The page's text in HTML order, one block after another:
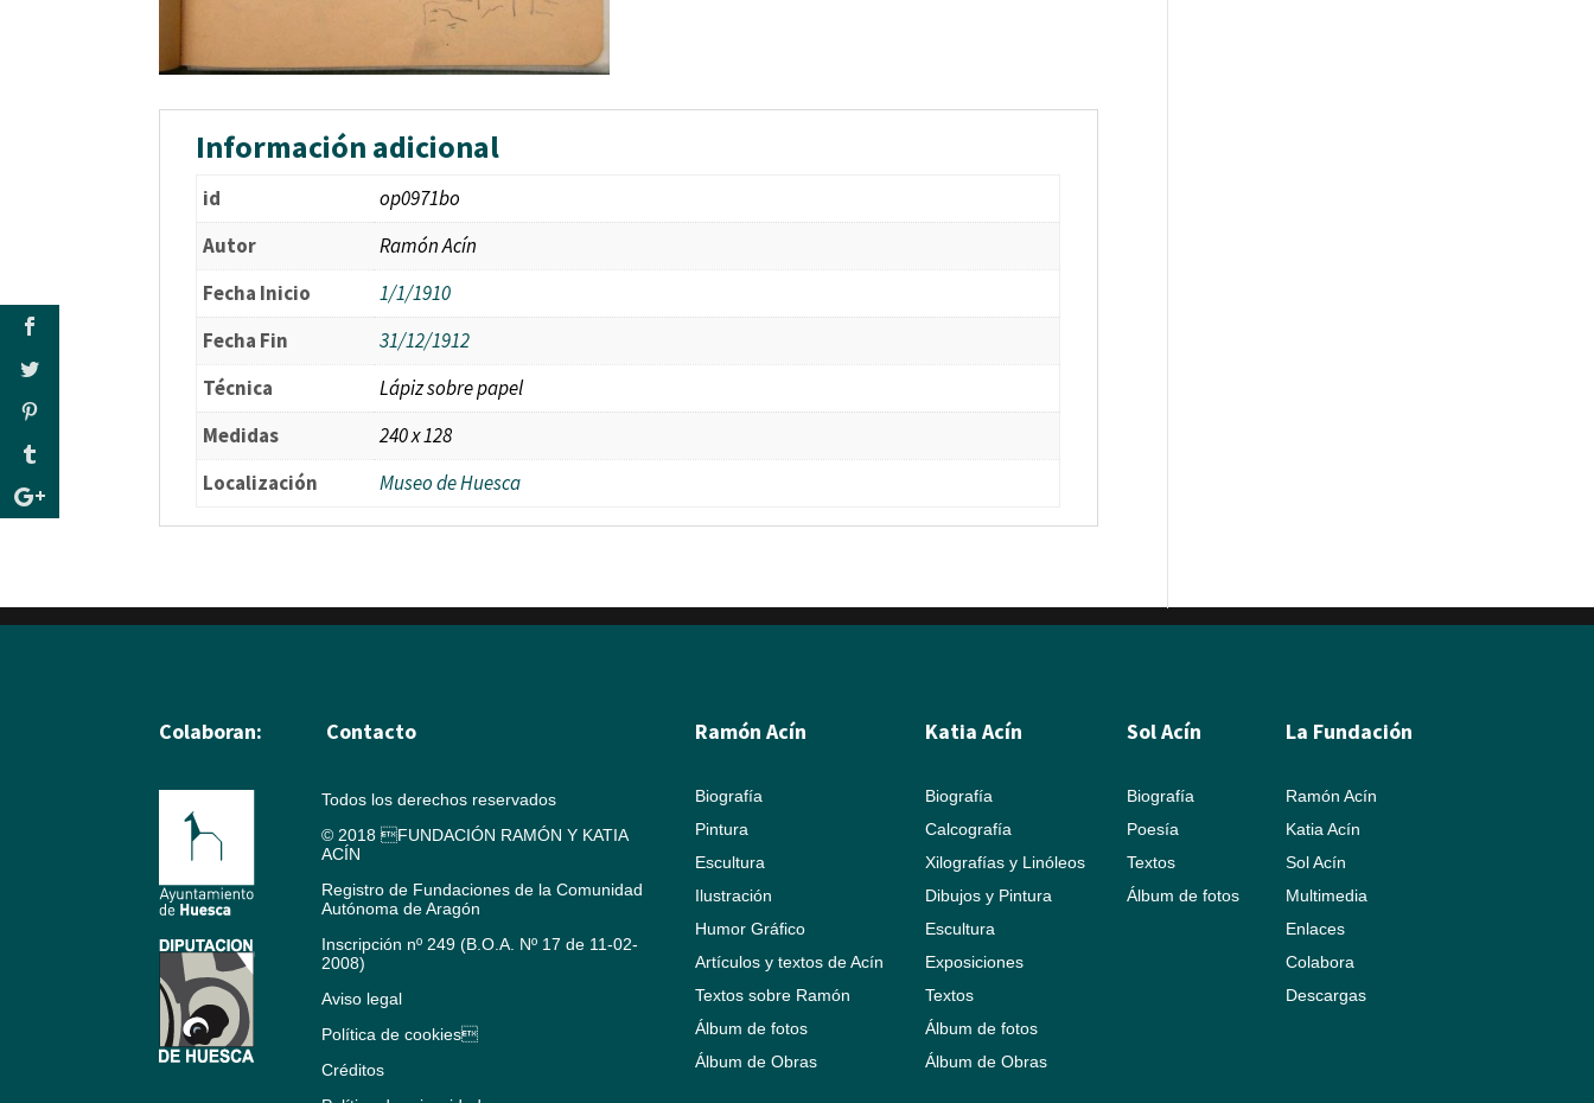
Información adicional
id
op0971bo
Autor
Ramón Acín
Fecha Inicio
1/1/1910
Fecha Fin
31/12/1912
Técnica
Lápiz sobre papel
Medidas
240 x 128
Localización
Museo de Huesca
Colaboran: Contacto
Todos los derechos reservados
© 2018 FUNDACIÓN RAMÓN Y KATIA
ACÍN
Registro de Fundaciones de la Comunidad
Autónoma de Aragón
Inscripción nº 249 (B.O.A. Nº 17 de 11-02-
2008)
Aviso legal
Política de cookies
Créditos
Ramón Acín
Biografía
Pintura
Escultura
Ilustración
Humor Gráfico
Artículos y textos de Acín
Textos sobre Ramón
Álbum de fotos
Álbum de Obras
Katia Acín
Biografía
Calcografía
Xilografías y Linóleos
Dibujos y Pintura
Escultura
Exposiciones
Textos
Álbum de fotos
Álbum de Obras
Sol Acín
Biografía
Poesía
Textos
Álbum de fotos
La Fundación
Ramón Acín
Katia Acín
Sol Acín
Multimedia
Enlaces
Colabora
Descargas